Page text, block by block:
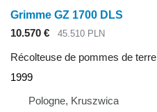
Grimme GZ 1700 DLS
10.570 €
45.510 PLN
Récolteuse de pommes de terre
1999
Pologne, Kruszwica